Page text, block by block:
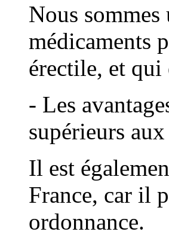
Nous
médicaments
érectile, et
- Les
supérieurs
Il est
France, car il
ordonnance.